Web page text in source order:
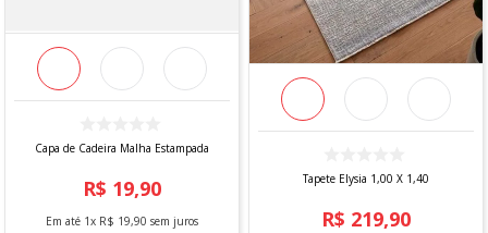
Capa de Cadeira Malha Estampada
R$ 19,90
Em até 1x R$ 19,90 sem juros
Tapete Elysia 1,00 X 1,40
R$ 219,90